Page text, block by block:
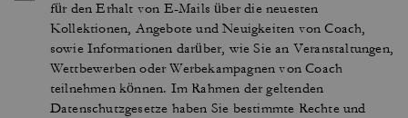
für den Erhalt von E-Mails über die neuesten
Kollektionen, Angebote und Neuigkeiten von Coach,
sowie Informationen darüber, wie Sie an Veranstaltungen,
Wettbewerben oder Werbekampagnen von Coach
teilnehmen können. Im Rahmen der geltenden
Datenschutzgesetze haben Sie bestimmte Rechte und